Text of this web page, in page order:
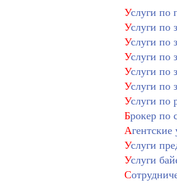
Услуги по
Услуги по
Услуги по
Услуги по
Услуги по
Услуги по
Услуги по
Брокер по
А
Услуги
Услуги
С